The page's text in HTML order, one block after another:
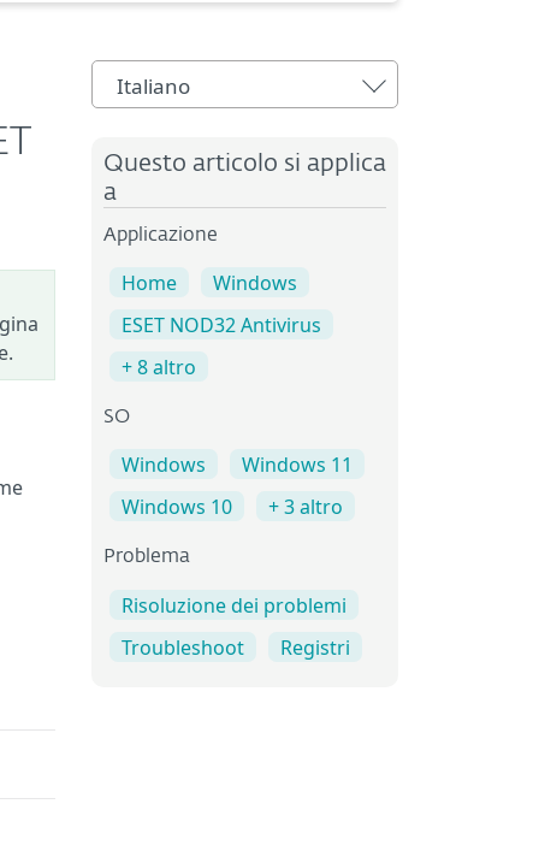
Italiano
Questo articolo si applica
a
Applicazione
Home
Windows
ESET NOD32 Antivirus
+ 8 altro
SO
Windows
Windows 11
Windows 10
+ 3 altro
Problema
Risoluzione dei problemi
Troubleshoot
Registri